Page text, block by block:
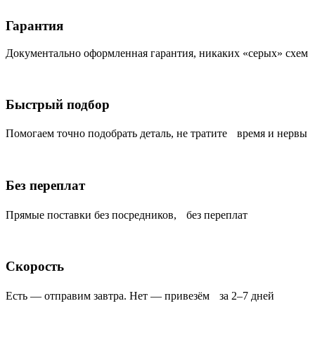
Гарантия
Документально оформленная гарантия, никаких «серых» схем
Быстрый подбор
Помогаем точно подобрать деталь, не тратите время и нервы
Без переплат
Прямые поставки без посредников, без переплат
Скорость
Есть — отправим завтра. Нет — привезём за 2–7 дней